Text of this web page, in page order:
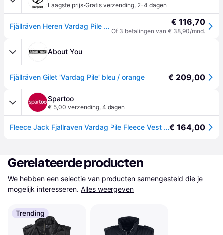
Laagste prijs·Gratis verzending, 2-4 dagen
Fjällräven Heren Vardag Pile Fleece Bodywarmer - Blauw - L € 116,70
Of 3 betalingen van € 38,90/mnd.
About You
Fjällräven Gilet 'Vardag Pile' bleu / orange € 209,00
Spartoo
€ 5,00 verzending, 4 dagen
Fleece Jack Fjallraven Vardag Pile Fleece Vest M - Blauw - EU M,EU XL€ 164,00
Gerelateerde producten
We hebben een selectie van producten samengesteld die je
mogelijk interesseren. Alles weergeven
Trending